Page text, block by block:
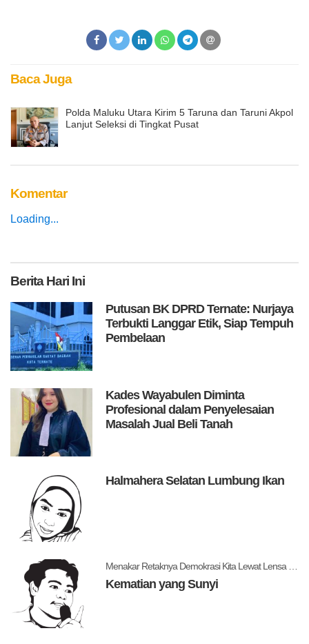
Baca Juga
Polda Maluku Utara Kirim 5 Taruna dan Taruni Akpol
Lanjut Seleksi di Tingkat Pusat
Komentar
Loading...
BeritaHari Ini
Putusan BK DPRD Ternate: Nurjaya
Terbukti Langgar Etik, Siap Tempuh
Pembelaan
Kades Wayabulen Diminta
Profesional dalam Penyelesaian
Masalah Jual Beli Tanah
Halmahera Selatan Lumbung Ikan
Menakar Retaknya Demokrasi Kita Lewat Lensa Levitsky dan Ziblatt
Kematian yang Sunyi